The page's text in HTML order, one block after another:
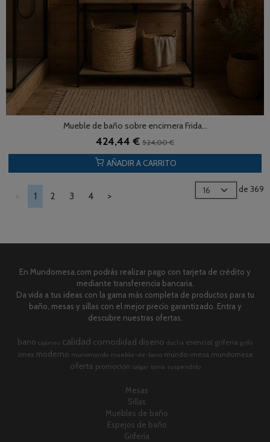
Mueble de baño sobre encimera Frida...
424,44 € 524,00 €
AÑADIR A CARRITO
1 2 3 4 >
de 369
En Mundomesa.com podrás realizar pago con tarjeta de crédito y
mediante transferencia bancaria.
Da vida a tus ideas con la gama más completa de productos para tu
baño, mesas y sillas con el mejor precio garantizado. Entra y
descubre nuestras ofertas.
bano cajones calidad comodidad diseno ducha esencial griferia grifo
imex moderno monomando mueble-de-bano mundo-mesa mundomesa
oferta promocion salgar sonia suspendido
Mesas
Sillas
Muebles de baño
Espejos de baño
Grifería